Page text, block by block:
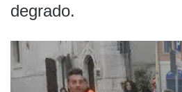
degrado.